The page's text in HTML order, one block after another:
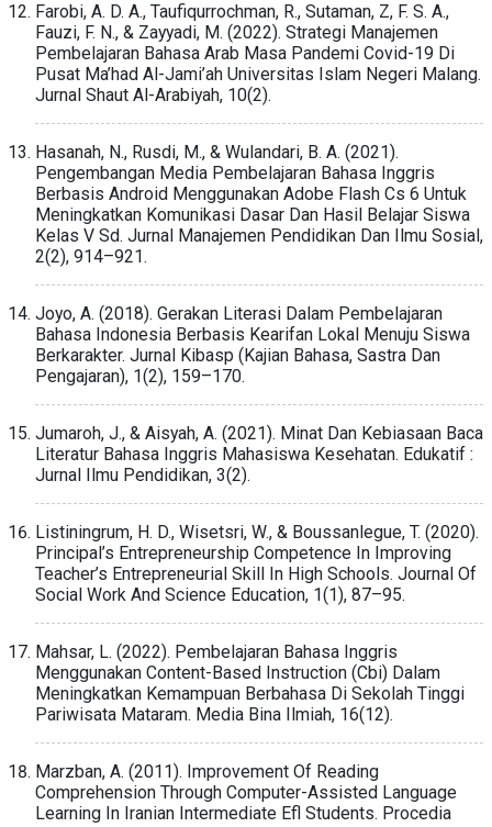
Farobi, A. D. A., Taufiqurrochman, R., Sutaman, Z, F. S. A.,
Fauzi, F. N., & Zayyadi, M. (2022). Strategi Manajemen
Pembelajaran Bahasa Arab Masa Pandemi Covid-19 Di
Pusat Ma’had Al-Jami’ah Universitas Islam Negeri Malang.
Jurnal Shaut Al-Arabiyah, 10(2).
Hasanah, N., Rusdi, M., & Wulandari, B. A. (2021).
Pengembangan Media Pembelajaran Bahasa Inggris
Berbasis Android Menggunakan Adobe Flash Cs 6 Untuk
Meningkatkan Komunikasi Dasar Dan Hasil Belajar Siswa
Kelas V Sd. Jurnal Manajemen Pendidikan Dan Ilmu Sosial,
2(2), 914–921.
Joyo, A. (2018). Gerakan Literasi Dalam Pembelajaran
Bahasa Indonesia Berbasis Kearifan Lokal Menuju Siswa
Berkarakter. Jurnal Kibasp (Kajian Bahasa, Sastra Dan
Pengajaran), 1(2), 159–170.
Jumaroh, J., & Aisyah, A. (2021). Minat Dan Kebiasaan Baca
Literatur Bahasa Inggris Mahasiswa Kesehatan. Edukatif :
Jurnal Ilmu Pendidikan, 3(2).
Listiningrum, H. D., Wisetsri, W., & Boussanlegue, T. (2020).
Principal’s Entrepreneurship Competence In Improving
Teacher’s Entrepreneurial Skill In High Schools. Journal Of
Social Work And Science Education, 1(1), 87–95.
Mahsar, L. (2022). Pembelajaran Bahasa Inggris
Menggunakan Content-Based Instruction (Cbi) Dalam
Meningkatkan Kemampuan Berbahasa Di Sekolah Tinggi
Pariwisata Mataram. Media Bina Ilmiah, 16(12).
Marzban, A. (2011). Improvement Of Reading
Comprehension Through Computer-Assisted Language
Learning In Iranian Intermediate Efl Students. Procedia